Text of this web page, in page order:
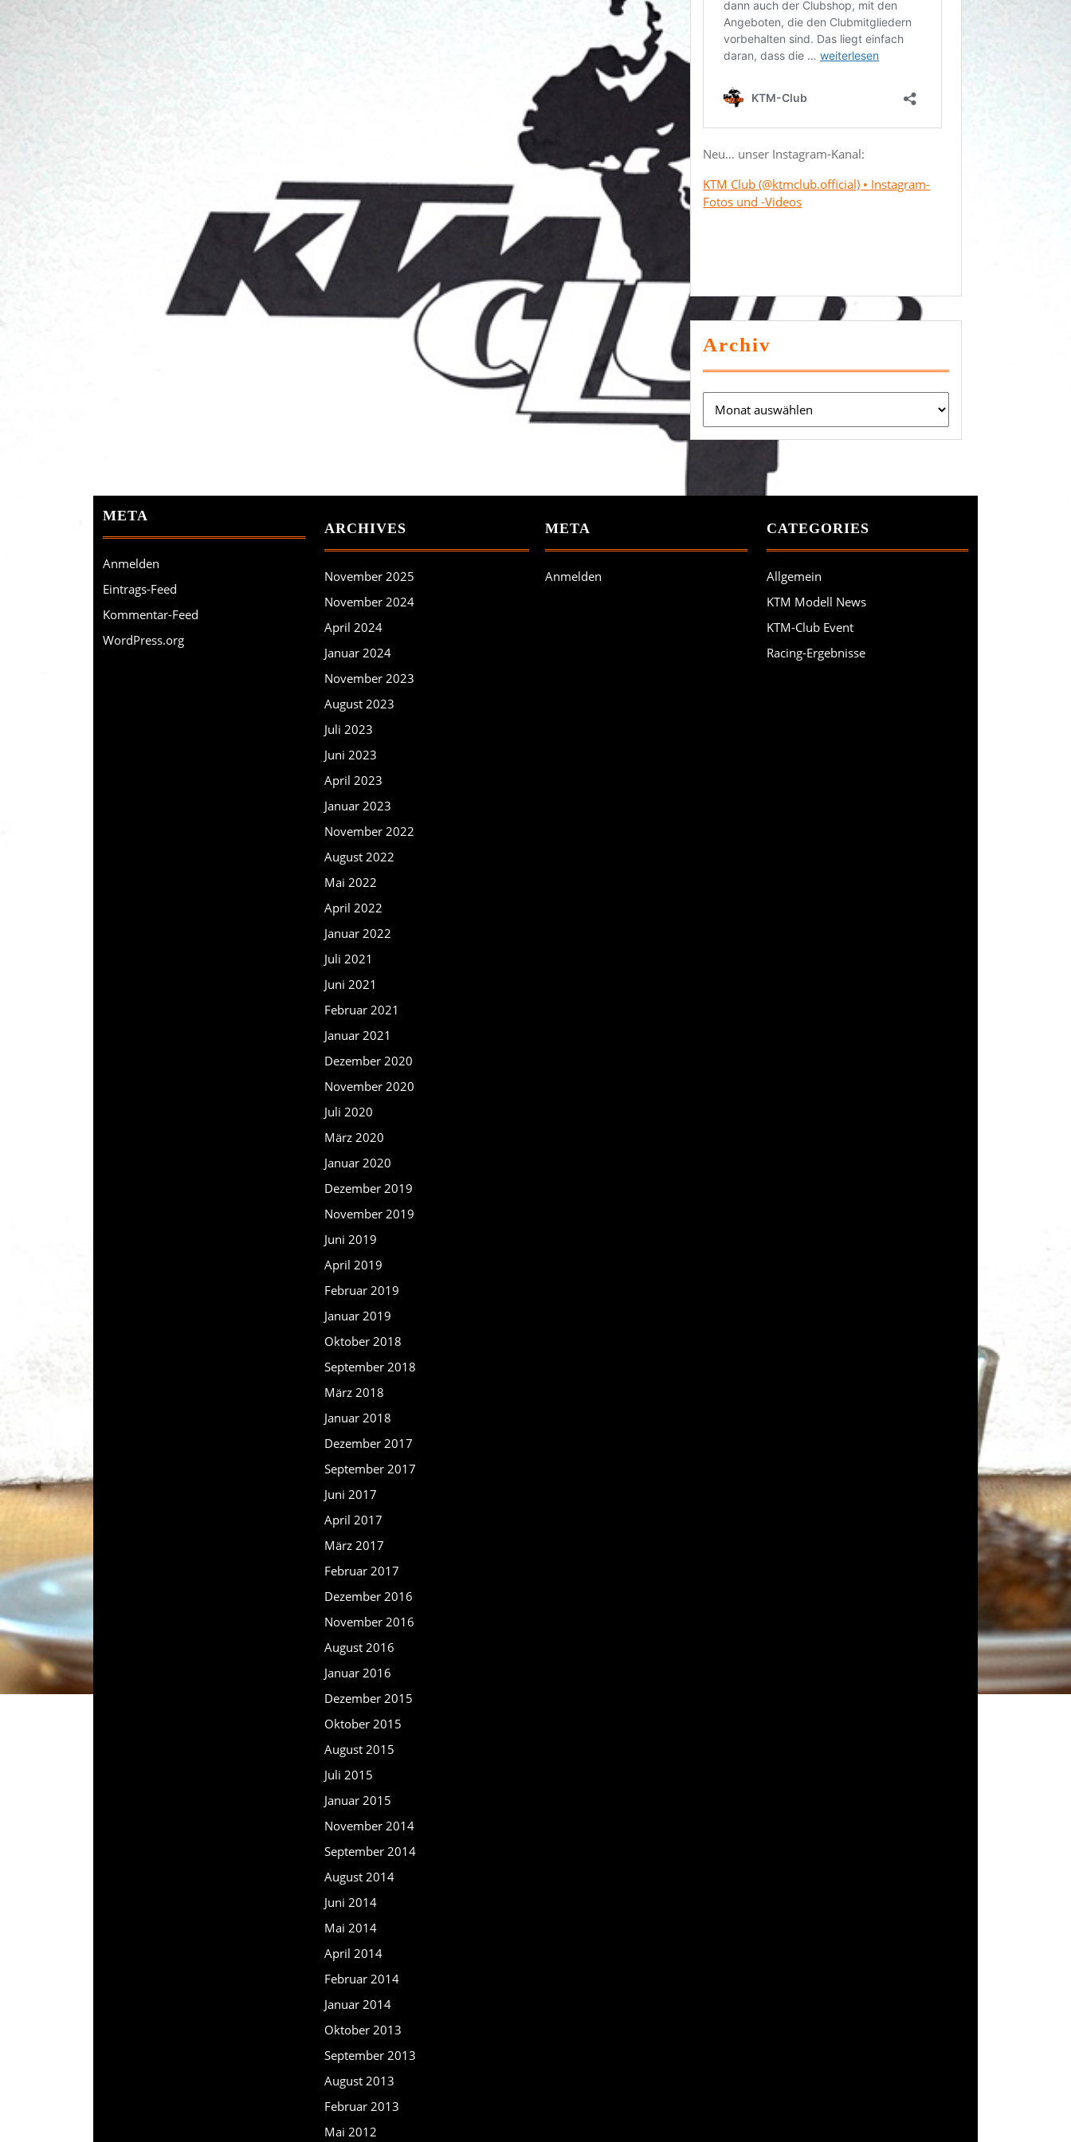
Neu… unser Instagram-Kanal:
KTM Club (@ktmclub.official) • Instagram-
Fotos und -Videos
Archiv
META
Anmelden
Eintrags-Feed
Kommentar-Feed
WordPress.org
ARCHIVES
November 2025
November 2024
April 2024
Januar 2024
November 2023
August 2023
Juli 2023
Juni 2023
April 2023
Januar 2023
November 2022
August 2022
Mai 2022
April 2022
Januar 2022
Juli 2021
Juni 2021
Februar 2021
Januar 2021
Dezember 2020
November 2020
Juli 2020
März 2020
Januar 2020
Dezember 2019
November 2019
Juni 2019
April 2019
Februar 2019
Januar 2019
Oktober 2018
September 2018
März 2018
Januar 2018
Dezember 2017
September 2017
Juni 2017
April 2017
März 2017
Februar 2017
Dezember 2016
November 2016
August 2016
Januar 2016
Dezember 2015
Oktober 2015
August 2015
Juli 2015
Januar 2015
November 2014
September 2014
August 2014
Juni 2014
Mai 2014
April 2014
Februar 2014
Januar 2014
Oktober 2013
September 2013
August 2013
Februar 2013
Mai 2012
META
Anmelden
CATEGORIES
Allgemein
KTM Modell News
KTM-Club Event
Racing-Ergebnisse